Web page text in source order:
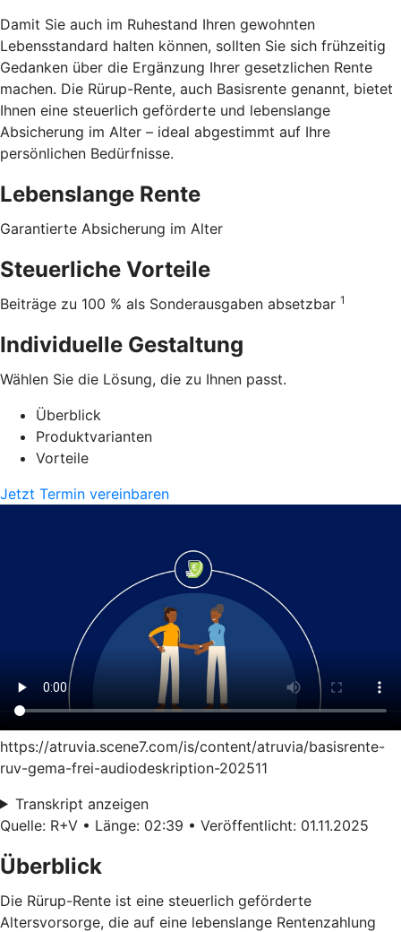
Damit Sie auch im Ruhestand Ihren gewohnten
Lebensstandard halten können, sollten Sie sich frühzeitig
Gedanken über die Ergänzung Ihrer gesetzlichen Rente
machen. Die Rürup-Rente, auch Basisrente genannt, bietet
Ihnen eine steuerlich geförderte und lebenslange
Absicherung im Alter – ideal abgestimmt auf Ihre
persönlichen Bedürfnisse.
Lebenslange Rente
Garantierte Absicherung im Alter
Steuerliche Vorteile
Beiträge zu 100 % als Sonderausgaben absetzbar 1
Individuelle Gestaltung
Wählen Sie die Lösung, die zu Ihnen passt.
Überblick
Produktvarianten
Vorteile
Jetzt Termin vereinbaren
https://atruvia.scene7.com/is/content/atruvia/basisrente-
ruv-gema-frei-audiodeskription-202511
Transkript anzeigen
Quelle: R+V • Länge: 02:39 • Veröffentlicht: 01.11.2025
Überblick
Die Rürup-Rente ist eine steuerlich geförderte
Altersvorsorge, die auf eine lebenslange Rentenzahlung